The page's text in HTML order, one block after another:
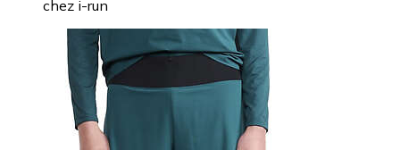
chez i-run